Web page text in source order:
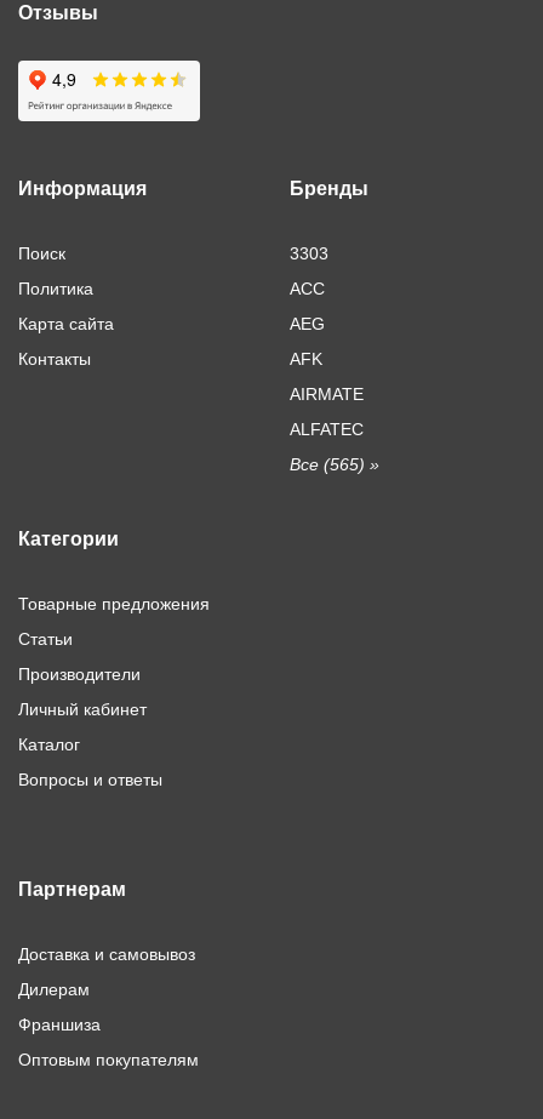
Отзывы
Информация
Поиск
Политика
Карта сайта
Контакты
Бренды
3303
ACC
AEG
AFK
AIRMATE
ALFATEC
Все (565) »
Категории
Товарные предложения
Статьи
Производители
Личный кабинет
Каталог
Вопросы и ответы
Партнерам
Доставка и самовывоз
Дилерам
Франшиза
Оптовым покупателям